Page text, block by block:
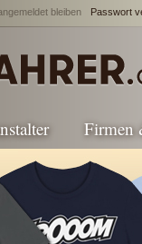
bleiben Passwort
Firmen